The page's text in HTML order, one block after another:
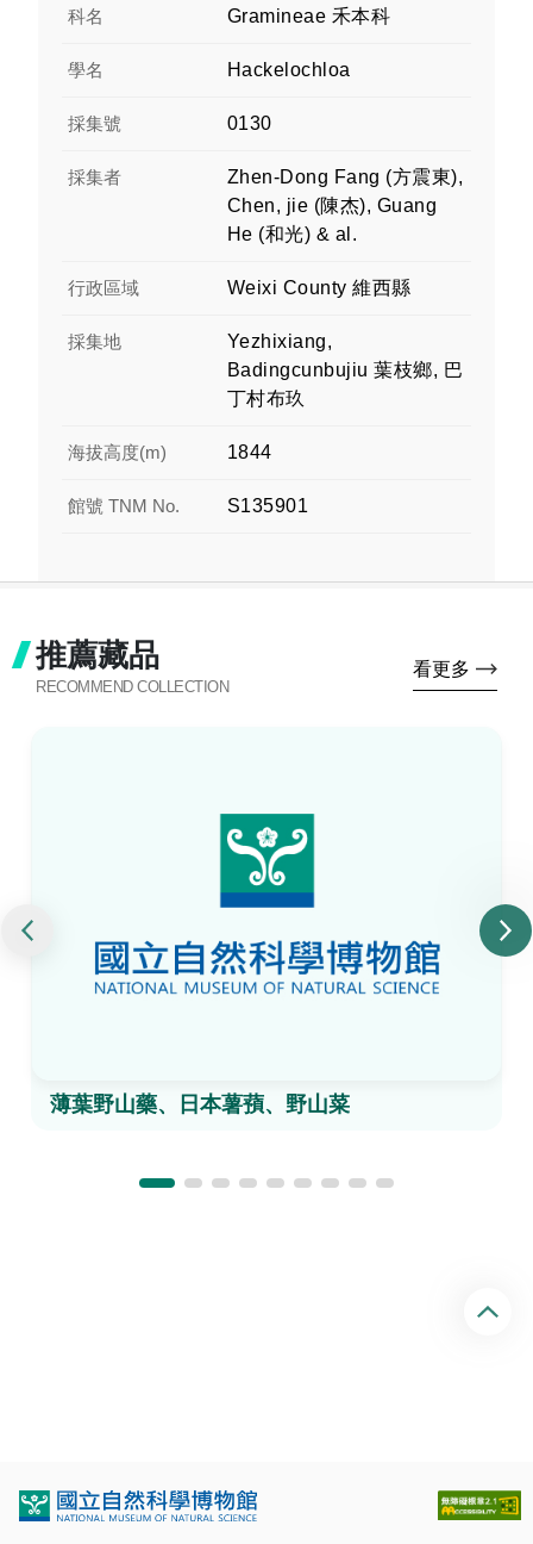
科名 Gramineae 禾本科
學名 Hackelochloa
採集號 0130
採集者
Zhen-Dong Fang (方震東),
Chen, jie (陳杰), Guang
He (和光) & al.
行政區域 Weixi County 維西縣
採集地
Yezhixiang,
Badingcunbujiu 葉枝鄉, 巴
丁村布玖
海拔高度(m) 1844
館號 TNM No. S135901
推薦藏品
RECOMMEND COLLECTION
看更多
薄葉野山藥、日本薯蕷、野山菜
回
頂
端